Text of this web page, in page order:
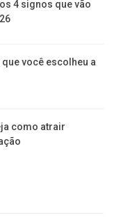
4 signos que vão
você escolheu a
como atrair